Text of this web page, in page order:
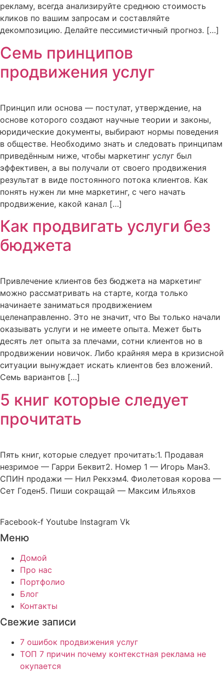
рекламу, всегда анализируйте среднюю стоимость
кликов по вашим запросам и составляйте
декомпозицию. Делайте пессимистичный прогноз. […]
Семь принципов
продвижения услуг
Принцип или основа — постулат, утверждение, на
основе которого создают научные теории и законы,
юридические документы, выбирают нормы поведения
в обществе. Необходимо знать и следовать принципам
приведённым ниже, чтобы маркетинг услуг был
эффективен, а вы получали от своего продвижения
результат в виде постоянного потока клиентов. Как
понять нужен ли мне маркетинг, с чего начать
продвижение, какой канал […]
Как продвигать услуги без
бюджета
Привлечение клиентов без бюджета на маркетинг
можно рассматривать на старте, когда только
начинаете заниматься продвижением
целенаправленно. Это не значит, что Вы только начали
оказывать услуги и не имеете опыта. Межет быть
десять лет опыта за плечами, сотни клиентов но в
продвижении новичок. Либо крайняя мера в кризисной
ситуации вынуждает искать клиентов без вложений.
Семь вариантов […]
5 книг которые следует
прочитать
Пять книг, которые следует прочитать:1. Продавая
незримое — Гарри Беквит2. Номер 1 — Игорь Ман3.
СПИН продажи — Нил Рекхэм4. Фиолетовая корова —
Сет Годен5. Пиши сокращай — Максим Ильяхов
Facebook-f Youtube Instagram Vk
Меню
Домой
Про нас
Портфолио
Блог
Контакты
Свежие записи
7 ошибок продвижения услуг
ТОП 7 причин почему контекстная реклама не
окупается